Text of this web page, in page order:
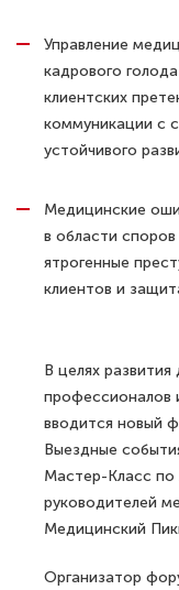
Управление
кадрового
клиентских
коммуникации с
устойчивого
Медицинские
в области
ятрогенные
клиентов и
В целях
профессионалов
вводится новый
Выездные
Мастер-Класс по
руководителей
Медицинский
Организатор